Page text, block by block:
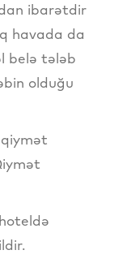
ibarətdir
havada da
belə tələb
olduğu